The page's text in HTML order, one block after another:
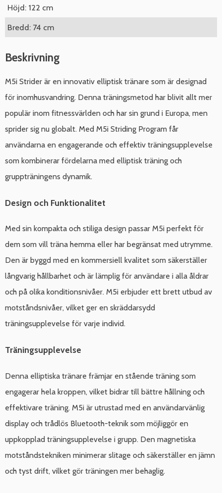
Höjd: 122 cm
Bredd: 74 cm
Beskrivning
M5i Strider är en innovativ elliptisk tränare som är designad
för inomhusvandring. Denna träningsmetod har blivit allt mer
populär inom fitnessvärlden och har sin grund i Europa, men
sprider sig nu globalt. Med M5i Striding Program får
användarna en engagerande och effektiv träningsupplevelse
som kombinerar fördelarna med elliptisk träning och
gruppträningens dynamik.
Design och Funktionalitet
Med sin kompakta och stiliga design passar M5i perfekt för
dem som vill träna hemma eller har begränsat med utrymme.
Den är byggd med en kommersiell kvalitet som säkerställer
långvarig hållbarhet och är lämplig för användare i alla åldrar
och på olika konditionsnivåer. M5i erbjuder ett brett utbud av
motståndsnivåer, vilket ger en skräddarsydd
träningsupplevelse för varje individ.
Träningsupplevelse
Denna elliptiska tränare främjar en stående träning som
engagerar hela kroppen, vilket bidrar till bättre hållning och
effektivare träning. M5i är utrustad med en användarvänlig
display och trådlös Bluetooth-teknik som möjliggör en
uppkopplad träningsupplevelse i grupp. Den magnetiska
motståndstekniken minimerar slitage och säkerställer en jämn
och tyst drift, vilket gör träningen mer behaglig.